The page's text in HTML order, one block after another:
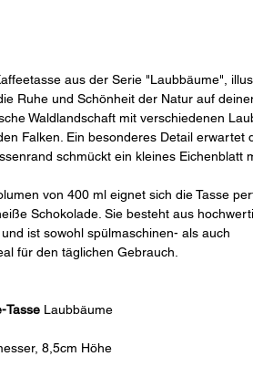
aus der Serie "Laubbäume",
Ruhe und Schönheit der Natur auf
Waldlandschaft mit verschiedenen
Falken. Ein besonderes Detail erwartet
schmückt ein kleines Eichenblatt
von 400 ml eignet sich die Tasse
Schokolade. Sie besteht aus
ist sowohl spülmaschinen- als auch
für den täglichen Gebrauch.
Tasse Laubbäume
8,5cm Höhe